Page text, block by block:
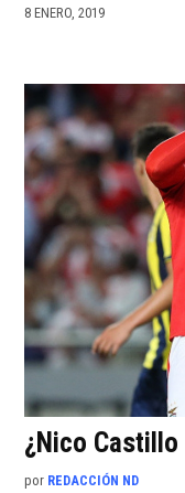
8 ENERO, 2019
¿Nico
por REDACCIÓN ND